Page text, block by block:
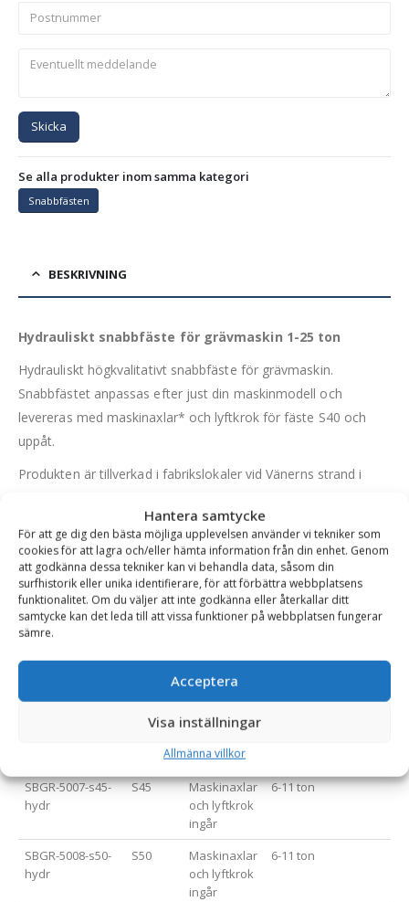
Hantera samtycke
För att ge dig den bästa möjliga upplevelsen använder vi tekniker som
cookies för att lagra och/eller hämta information från din enhet. Genom
att godkänna dessa tekniker kan vi behandla data, såsom din
surfhistorik eller unika identifierare, för att förbättra webbplatsens
funktionalitet. Om du väljer att inte godkänna eller återkallar ditt
samtycke kan det leda till att vissa funktioner på webbplatsen fungerar
sämre.
Acceptera
Visa inställningar
Allmänna villkor
Skicka
Se alla produkter inom samma kategori
Snabbfästen
BESKRIVNING
Hydrauliskt snabbfäste för grävmaskin 1-25 ton
Hydrauliskt högkvalitativt snabbfäste för grävmaskin.
Snabbfästet anpassas efter just din maskinmodell och
levereras med maskinaxlar* och lyftkrok för fäste S40 och
uppåt.
Produkten är tillverkad i fabrikslokaler vid Vänerns strand i
*=Snabbfäste med uddamått på axlar levereras utan axlar.
Varianttabell
Artikelnummer
S40
Maskinaxlar
ingår
SBGR-5007-s45-
hydr
S45
Maskinaxlar
och lyftkrok
ingår
6-11 ton
SBGR-5008-s50-
hydr
S50
Maskinaxlar
och lyftkrok
ingår
6-11 ton